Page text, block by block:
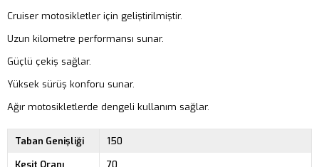
Cruiser motosikletler için geliştirilmiştir.
Uzun kilometre performansı sunar.
Güçlü çekiş sağlar.
Yüksek sürüş konforu sunar.
Ağır motosikletlerde dengeli kullanım sağlar.
Taban Genişliği
150
Kesit Oranı
70